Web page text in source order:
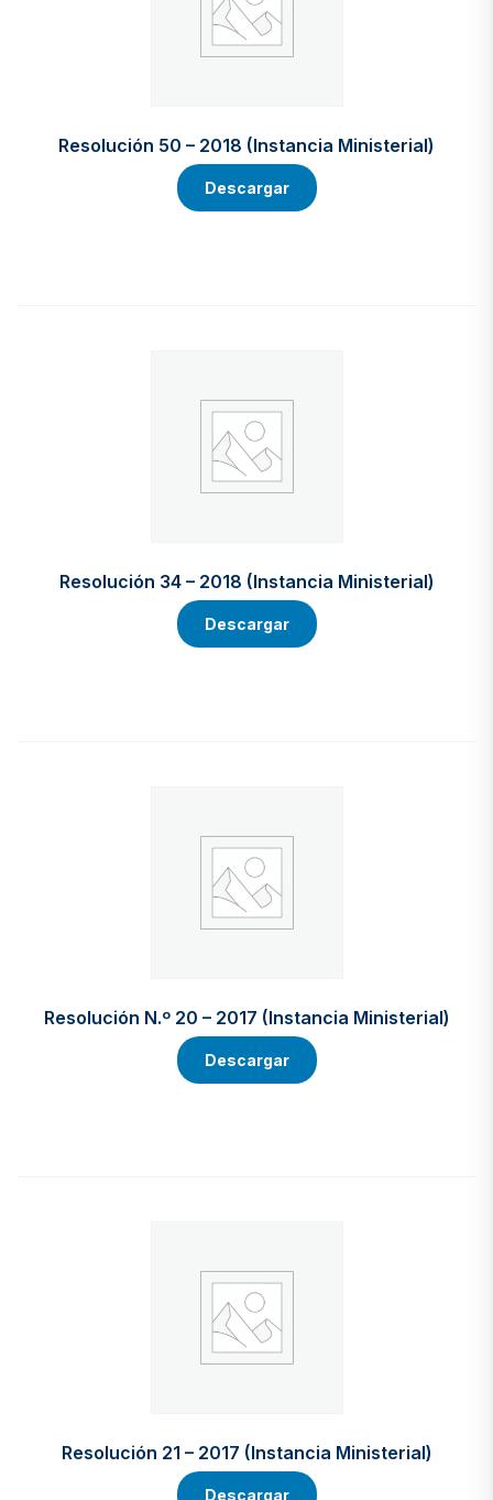
Resolución 50 – 2018 (Instancia Ministerial)
Descargar
Resolución 34 – 2018 (Instancia Ministerial)
Descargar
Resolución N.º 20 – 2017 (Instancia Ministerial)
Descargar
Resolución 21 – 2017 (Instancia Ministerial)
Descargar